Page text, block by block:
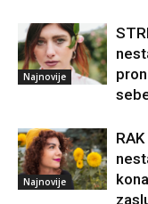
Najnovije
Najnovije